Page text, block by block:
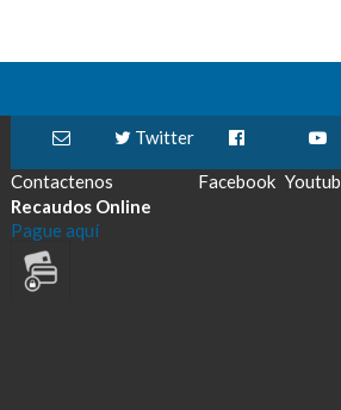
Contactenos
Twitter
Facebook
Recaudos Online
Pague aquí